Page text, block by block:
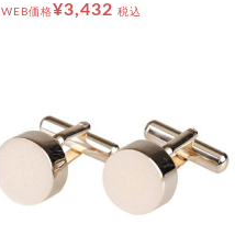
WEB価格¥3,432 税込